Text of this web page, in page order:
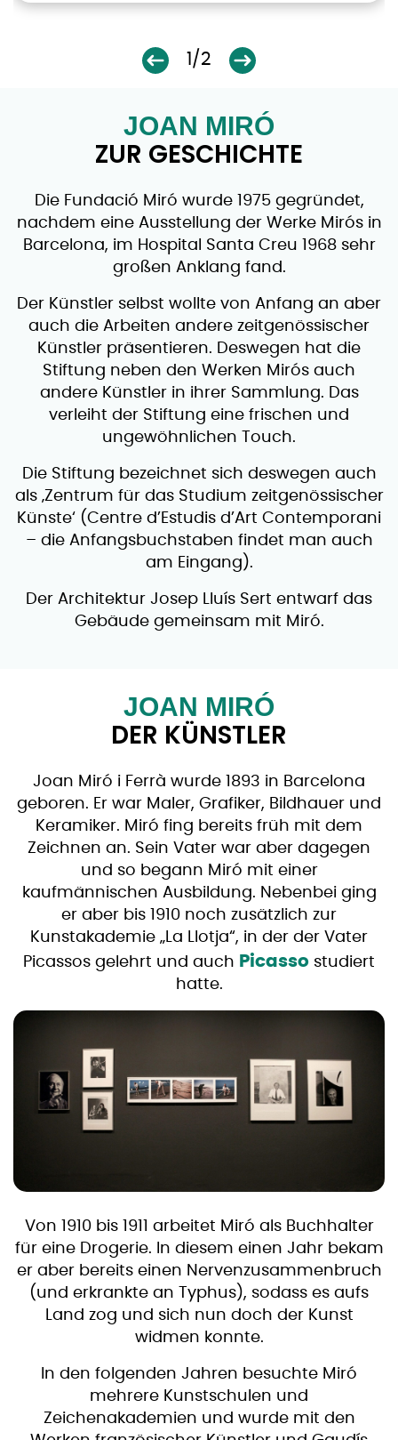
1/2
JOAN MIRÓ
ZUR GESCHICHTE
Die Fundació Miró wurde 1975 gegründet,
nachdem eine Ausstellung der Werke Mirós in
Barcelona, im Hospital Santa Creu 1968 sehr
großen Anklang fand.
Der Künstler selbst wollte von Anfang an aber
auch die Arbeiten andere zeitgenössischer
Künstler präsentieren. Deswegen hat die
Stiftung neben den Werken Mirós auch
andere Künstler in ihrer Sammlung. Das
verleiht der Stiftung eine frischen und
ungewöhnlichen Touch.
Die Stiftung bezeichnet sich deswegen auch
als ‚Zentrum für das Studium zeitgenössischer
Künste‘ (Centre d’Estudis d’Art Contemporani
– die Anfangsbuchstaben findet man auch
am Eingang).
Der Architektur Josep Lluís Sert entwarf das
Gebäude gemeinsam mit Miró.
JOAN MIRÓ
DER KÜNSTLER
Joan Miró i Ferrà wurde 1893 in Barcelona
geboren. Er war Maler, Grafiker, Bildhauer und
Keramiker. Miró fing bereits früh mit dem
Zeichnen an. Sein Vater war aber dagegen
und so begann Miró mit einer
kaufmännischen Ausbildung. Nebenbei ging
er aber bis 1910 noch zusätzlich zur
Kunstakademie „La Llotja“, in der der Vater
Picassos gelehrt und auch Picasso studiert
hatte.
Von 1910 bis 1911 arbeitet Miró als Buchhalter
für eine Drogerie. In diesem einen Jahr bekam
er aber bereits einen Nervenzusammenbruch
(und erkrankte an Typhus), sodass es aufs
Land zog und sich nun doch der Kunst
widmen konnte.
In den folgenden Jahren besuchte Miró
mehrere Kunstschulen und
Zeichenakademien und wurde mit den